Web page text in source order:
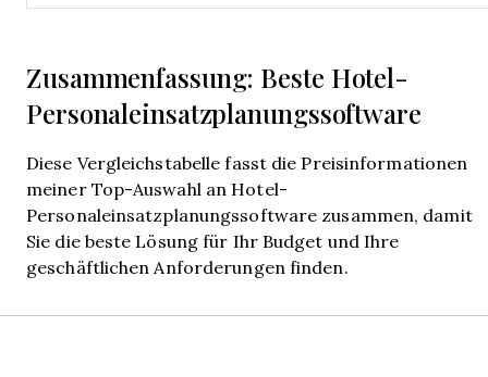
Zusammenfassung: Beste Hotel-
Personaleinsatzplanungssoftware
Diese Vergleichstabelle fasst die Preisinformationen
meiner Top-Auswahl an Hotel-
Personaleinsatzplanungssoftware zusammen, damit
Sie die beste Lösung für Ihr Budget und Ihre
geschäftlichen Anforderungen finden.